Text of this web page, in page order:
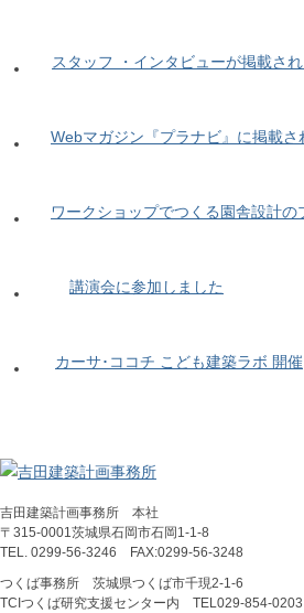
スタッフ ・インタビューが掲載さ
Webマガジン『プラナビ』に掲載さ
ワークショップでつくる園舎設計の
講演会に参加しました
カーサ･ココチ こども建築ラボ 開催
吉田建築計画事務所 本社
〒315-0001茨城県石岡市石岡1-1-8
TEL. 0299-56-3246 FAX:0299-56-3248
つくば事務所 茨城県つくば市千現2-1-6
TCIつくば研究支援センター内 TEL029‐854‐0203